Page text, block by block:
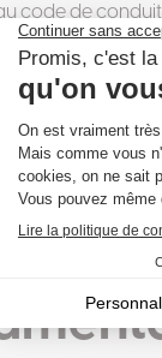
code de
à tous les
spécifique
2025. Cette
des assurés,
code développé
bien au-